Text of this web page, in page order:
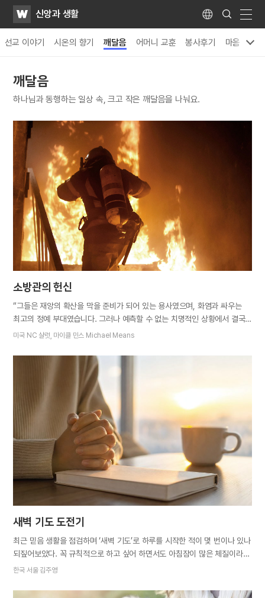
WATV신앙과 생활 Language
Search
Submit
선교 이야기 시온의 향기 깨달음 어머니 교훈 봉사후기 마음 가꾸기
깨달음
하나님과 동행하는 일상 속, 크고 작은 깨달음을 나눠요.
소방관의 헌신
“그들은 재앙의 확산을 막을 준비가 되어 있는 용사였으며, 화염과 싸우는
최고의 정예 부대였습니다. 그러나 예측할 수 없는 치명적인 상황에서 결국
죽음을 피할 수 없었습니다.” CNN 뉴스는 애리조나주의 산불을 막다가
소방관들의 죽음을 애도하고 그들이 불 속에서 겪었을 상황을 떠올리며 가슴
아파하고 있습니다. 소방관들에게 희생은 훈련을 받을 때부터 각오한
일입니다. 소방관으로 지원한 사람은 소방 학교에 입학해서 강도 높은
훈련을 감당해야 합니다. 소방 학교에서는 주된 소방 훈련 외에도 응급
치료법이나 불 속에서 어린아이를 안전하게 구하는 방법 등 다양한 훈련을
받습니다. 소방관이 되면 더 많은 노력과 희생이 필요합니다. 24시간 교대
근무를 하며 사랑하는 가족의 품을 뒤로 하고 현장에 나와 타인을 위해
봉사합니다. 이번에 순직한 소방 대원들이 있는 프레스콧 소방 부대는 매우
우수한 부대였습니다. 애리조나의 산불은 축구장…
미국 NC 샬럿, 마이클 민스 Michael Means
새벽 기도 도전기
최근 믿음 생활을 점검하며 ‘새벽 기도’로 하루를 시작한 적이 몇 번이나 있나
되짚어보았다. 꼭 규칙적으로 하고 싶어 하면서도 아침잠이 많은 체질이라
쉽게 도전하지 못했다. 이참에 마음을 굳게 먹고 새벽 기도에 도전해보기로
찾아오고 급기야 몸무게도 조금씩 줄어들었다. 나는 체중 미달로 교회에서
한국 서울 김주영